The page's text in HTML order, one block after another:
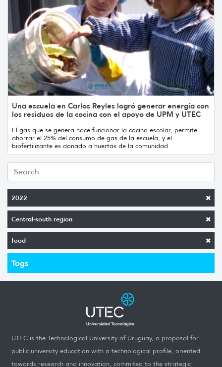
2022
Central-south region
food
Tags
Una escuela en Carlos Reyles logró generar energía con
los residuos de la cocina con el apoyo de UPM y UTEC
El gas que se genera hace funcionar la cocina escolar, permite
ahorrar el 25% del consumo de gas de la escuela, y el
biofertilizante es donado a huertas de la comunidad
UTEC is the Technological University of Uruguay, a proposal for
public university education with a technological profile, oriented
towards research and innovation, commited to the strategic